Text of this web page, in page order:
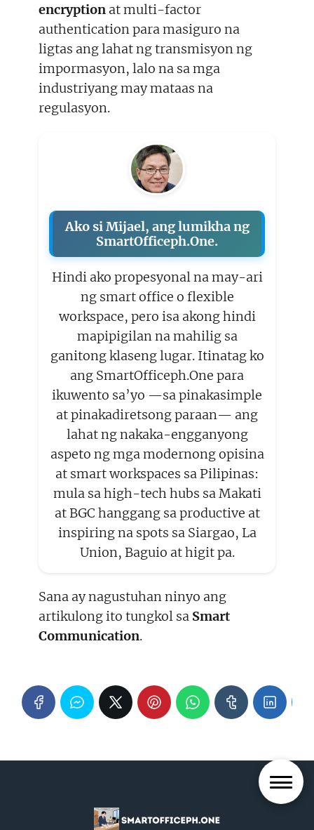
encryption at multi-factor
authentication para masiguro na
ligtas ang lahat ng transmisyon ng
impormasyon, lalo na sa mga
industriyang may mataas na
regulasyon.
Ako si Mijael, ang lumikha ng
SmartOfficeph.One.
Hindi ako propesyonal na may-ari
ng smart office o flexible
workspace, pero isa akong hindi
mapipigilan na mahilig sa
ganitong klaseng lugar. Itinatag ko
ang SmartOfficeph.One para
ikuwento sa’yo —sa pinakasimple
at pinakadiretsong paraan— ang
lahat ng nakaka-engganyong
aspeto ng mga modernong opisina
at smart workspaces sa Pilipinas:
mula sa high-tech hubs sa Makati
at BGC hanggang sa productive at
inspiring na spots sa Siargao, La
Union, Baguio at higit pa.
Sana ay nagustuhan ninyo ang
artikulong ito tungkol sa Smart
Communication.